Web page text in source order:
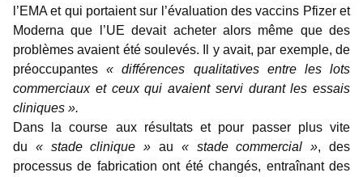
l’EMA et qui portaient sur l’évaluation des vaccins Pfizer et
Moderna que l’UE devait acheter alors même que des
problèmes avaient été soulevés. Il y avait, par exemple, de
préoccupantes« différences qualitatives entre les lots
commerciaux et ceux qui avaient servi durant les essais
cliniques ».
Dans la course aux résultats et pour passer plus vite
du « stade clinique » au « stade commercial », des
processus de fabrication ont été changés, entraînant des